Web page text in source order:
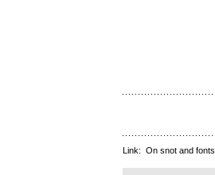
Link: On snot and fonts